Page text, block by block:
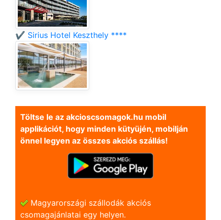
✔️ Sirius Hotel Keszthely ****
Töltse le az akcioscsomagok.hu mobil
applikációt, hogy minden kütyüjén, mobilján
önnel legyen az összes akciós szállás!
Magyarországi szállodák akciós
csomagajánlatai egy helyen.